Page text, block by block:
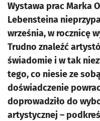
Wystawa prac Marka
Lebensteina
września, w rocznicę
Trudno znaleźć
świadomie i w tak
tego, co niesie ze
doświadczenie
doprowadziło do
artystycznej –